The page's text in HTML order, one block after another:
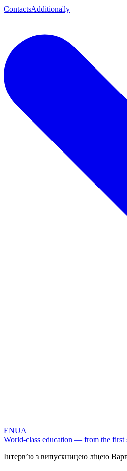
ContactsAdditionally
ENUA
World-class education — from the first
Інтерв’ю з випускницею ліцею